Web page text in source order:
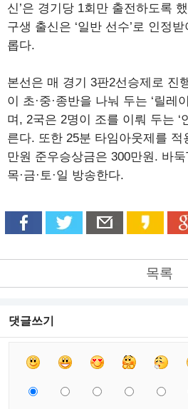
신’은 경기당 1회만 출전하도록
구생 출신은 ‘일반 선수’로 인정
롭다.
본선은 매 경기 3판2선승제로 진
이 초·중·종반을 나눠 두는 ‘릴레
며, 2국은 2명이 조를 이뤄 두는 ‘
른다. 또한 25분 타임아웃제를
만원 준우승상금은 300만원. 바
목·금·토·일 방송한다.
목록
댓글쓰기